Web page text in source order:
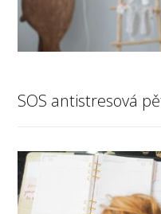
SOS antistresová